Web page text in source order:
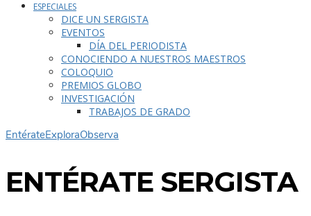
ESPECIALES
DICE UN SERGISTA
EVENTOS
DÍA DEL PERIODISTA
CONOCIENDO A NUESTROS MAESTROS
COLOQUIO
PREMIOS GLOBO
INVESTIGACIÓN
TRABAJOS DE GRADO
EntérateExploraObserva
ENTÉRATE SERGISTA